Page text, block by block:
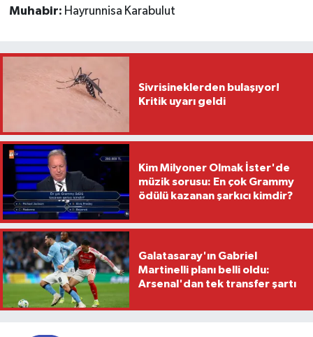
Muhabir: Hayrunnisa Karabulut
Sivrisineklerden bulaşıyor!
Kritik uyarı geldi
Kim Milyoner Olmak İster'de
müzik sorusu: En çok Grammy
ödülü kazanan şarkıcı kimdir?
Galatasaray'ın Gabriel
Martinelli planı belli oldu:
Arsenal'dan tek transfer şartı